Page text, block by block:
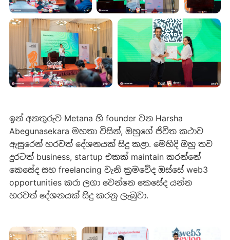
ඉන් අනතුරුව Metana හි founder වන Harsha
Abegunasekara මහතා විසින්, ඔහුගේ ජිවිත කථාව
ඇසුරෙන් හරවත් දේශනයක් සිදු කළා. මෙහිදි ඔහු තව
දුරටත් business, startup එකක් maintain කරන්නේ
කෙසේද සහ freelancing වැනි ක්‍රමවේද ඔස්​සේ web3
opportunities කරා ලගා වෙන්නෙ කෙසේද යන්න
හරවත් දේශනයක් සිදු කරනු ලැබුවා.